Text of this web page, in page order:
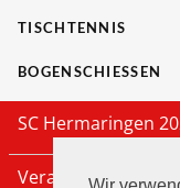
TISCHTENNIS
BOGENSCHIESSEN
SC Hermaringen
Veranstaltungen